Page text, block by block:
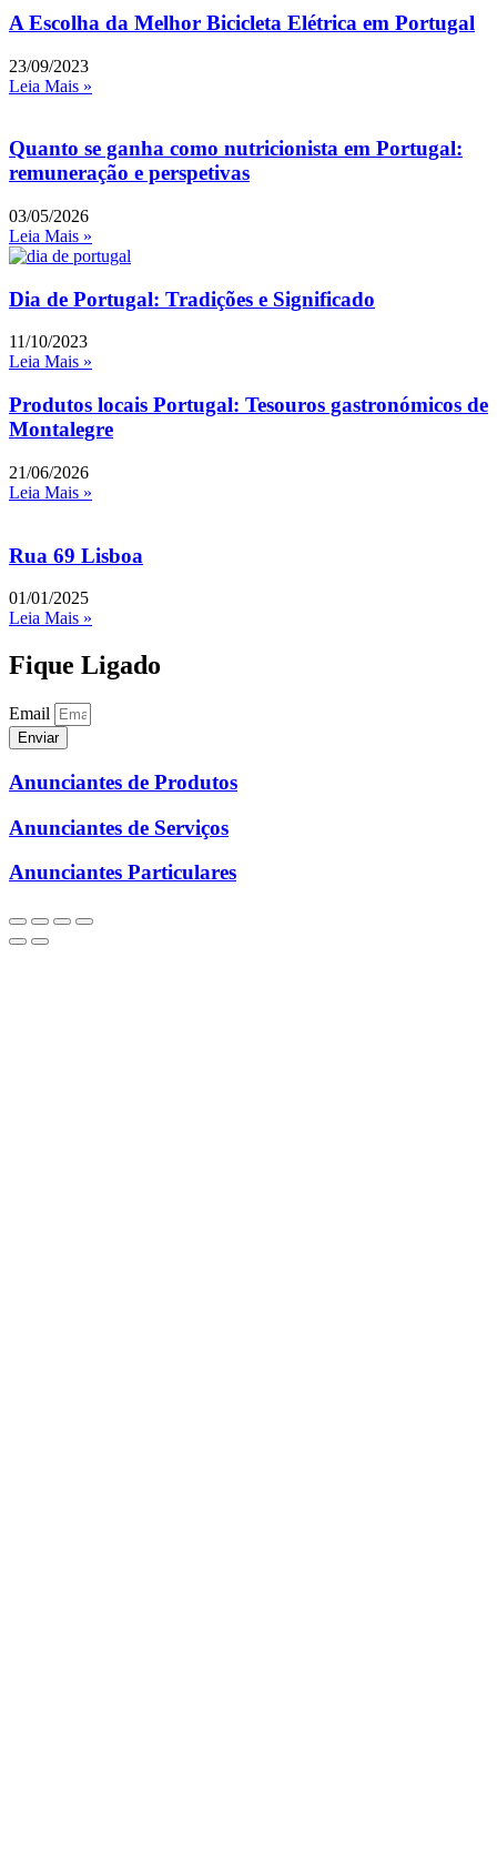
A Escolha da Melhor Bicicleta Elétrica em Portugal
23/09/2023
Leia Mais »
Quanto se ganha como nutricionista em Portugal:
remuneração e perspetivas
03/05/2026
Leia Mais »
Dia de Portugal: Tradições e Significado
11/10/2023
Leia Mais »
Produtos locais Portugal: Tesouros gastronómicos de
Montalegre
21/06/2026
Leia Mais »
Rua 69 Lisboa
01/01/2025
Leia Mais »
Fique Ligado
Email
Enviar
Anunciantes de Produtos
Anunciantes de Serviços
Anunciantes Particulares